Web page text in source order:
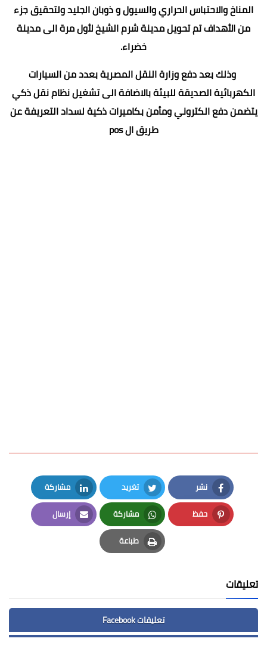
المناخ والاحتباس الحراري والسيول و ذوبان الجليد ولتحقيق جزء
من الأهداف تم تحويل مدينة شرم الشيخ لأول مرة الى مدينة
خضراء.
وذلك بعد دفع وزارة النقل المصرية بعدد من السيارات
الكهربائية الصديقة للبيئة بالاضافة الى تشغيل نظام نقل ذكي
يتضمن دفع الكتروني ومأمن بكاميرات ذكية لسداد التعريفة عن
طريق ال pos
نشر
Facebook
تغريد
Twitter
مشاركة
LinkedIn
حفظ
Pinterest
مشاركة
Whatsapp
إرسال
Email
طباعة
Print
تعليقات
تعليقات Facebook